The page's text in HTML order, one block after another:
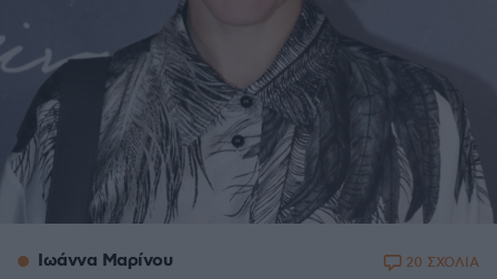
Ιωάννα Μαρίνου 20 ΣΧΟΛΙΑ